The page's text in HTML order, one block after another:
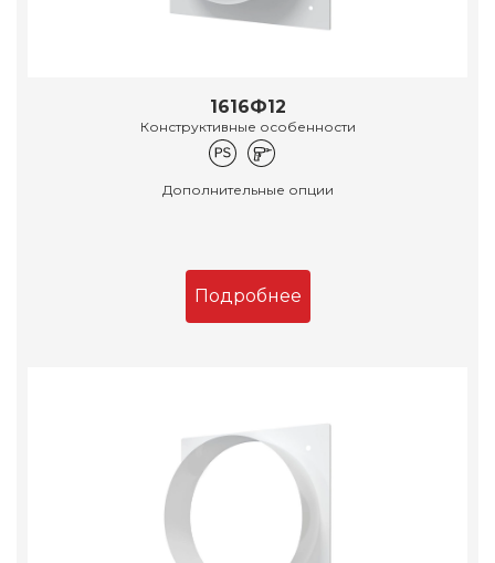
1616Ф12
Конструктивные особенности
Дополнительные опции
Подробнее